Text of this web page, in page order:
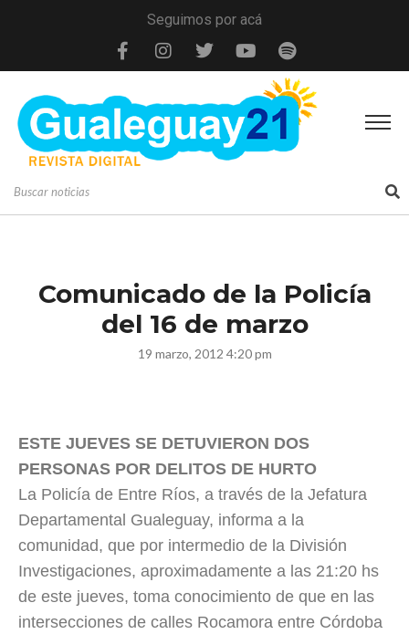
Seguimos por acá
Comunicado de la Policía
del 16 de marzo
19 marzo, 2012 4:20 pm
ESTE JUEVES SE DETUVIERON DOS
PERSONAS POR DELITOS DE HURTO
La Policía de Entre Ríos, a través de la Jefatura
Departamental Gualeguay, informa a la
comunidad, que por intermedio de la División
Investigaciones, aproximadamente a las 21:20 hs
de este jueves, toma conocimiento de que en las
intersecciones de calles Rocamora entre Córdoba